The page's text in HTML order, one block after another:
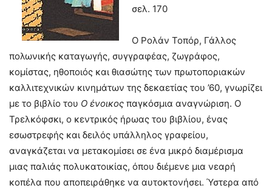
σελ. 170
Ο Ρολάν Τοπόρ, Γάλλος
πολωνικής καταγωγής, συγγραφέας, ζωγράφος,
κομίστας, ηθοποιός και θιασώτης των πρωτοποριακών
καλλιτεχνικών κινημάτων της δεκαετίας του ’60, γνωρίζει
με το βιβλίο του Ο ένοικος παγκόσμια αναγνώριση. Ο
Τρελκόφσκι, ο κεντρικός ήρωας του βιβλίου, ένας
εσωστρεφής και δειλός υπάλληλος γραφείου,
αναγκάζεται να μετακομίσει σε ένα μικρό διαμέρισμα
μιας παλιάς πολυκατοικίας, όπου διέμενε μια νεαρή
κοπέλα που αποπειράθηκε να αυτοκτονήσει. Ύστερα από